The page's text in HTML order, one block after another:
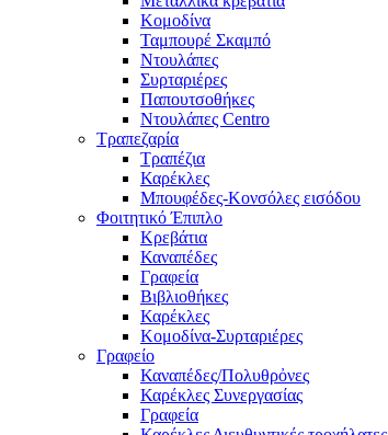
Κομοδίνα
Ταμπουρέ Σκαμπό
Ντουλάπες
Συρταριέρες
Παπουτσοθήκες
Ντουλάπες Centro
Τραπεζαρία
Τραπέζια
Καρέκλες
Μπουφέδες-Κονσόλες εισόδου
Φοιτητικό Έπιπλο
Κρεβάτια
Καναπέδες
Γραφεία
Βιβλιοθήκες
Καρέκλες
Κομοδίνα-Συρταριέρες
Γραφείο
Καναπέδες/Πολυθρὀνες
Καρέκλες Συνεργασίας
Γραφεία